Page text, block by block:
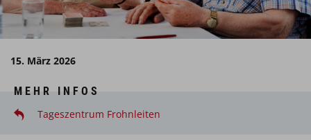
15. März 2026
MEHR INFOS
Tageszentrum Frohnleiten